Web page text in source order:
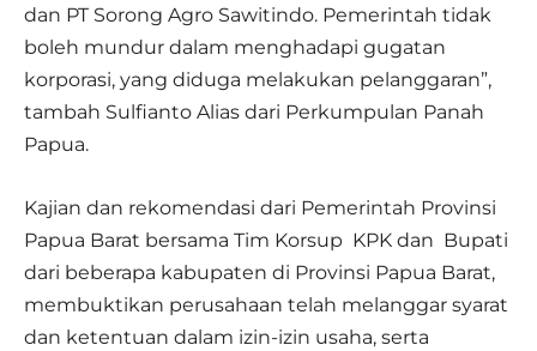
dan PT Sorong Agro Sawitindo. Pemerintah tidak
boleh mundur dalam menghadapi gugatan
korporasi, yang diduga melakukan pelanggaran”,
tambah Sulfianto Alias dari Perkumpulan Panah
Papua.
Kajian dan rekomendasi dari Pemerintah Provinsi
Papua Barat bersama Tim Korsup KPK dan Bupati
dari beberapa kabupaten di Provinsi Papua Barat,
membuktikan perusahaan telah melanggar syarat
dan ketentuan dalam izin-izin usaha, serta